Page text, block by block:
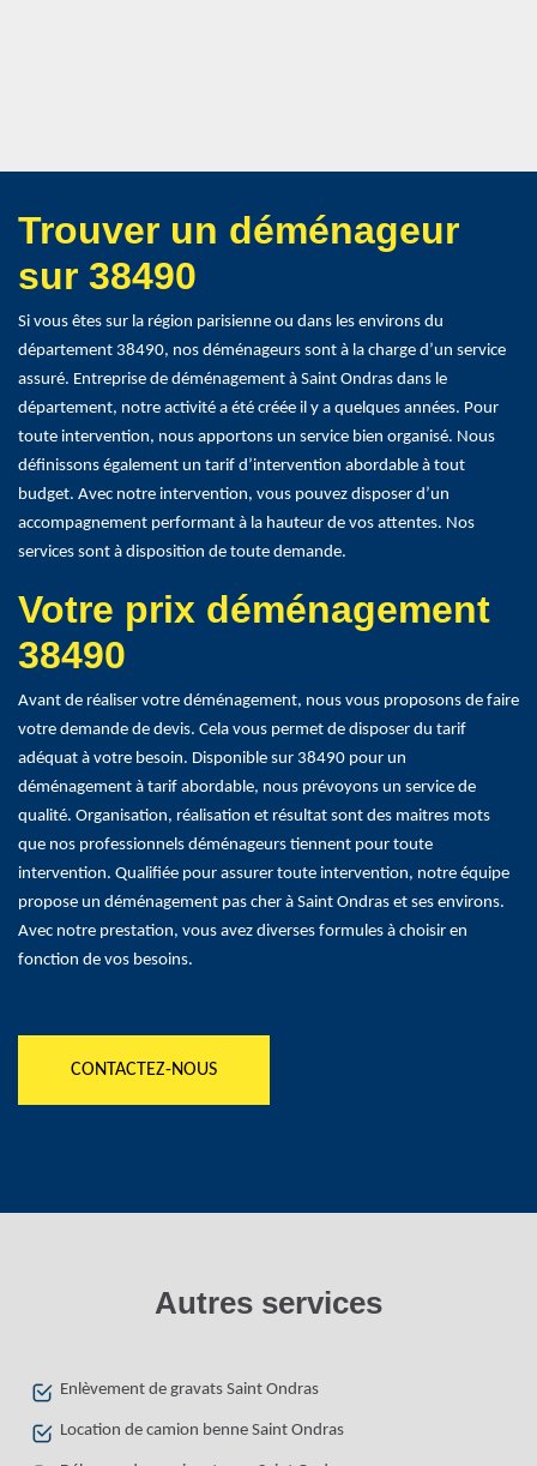
Trouver un déménageur
sur 38490
Si vous êtes sur la région parisienne ou dans les environs du
département 38490, nos déménageurs sont à la charge d’un service
assuré. Entreprise de déménagement à Saint Ondras dans le
département, notre activité a été créée il y a quelques années. Pour
toute intervention, nous apportons un service bien organisé. Nous
définissons également un tarif d’intervention abordable à tout
budget. Avec notre intervention, vous pouvez disposer d’un
accompagnement performant à la hauteur de vos attentes. Nos
services sont à disposition de toute demande.
Votre prix déménagement
38490
Avant de réaliser votre déménagement, nous vous proposons de faire
votre demande de devis. Cela vous permet de disposer du tarif
adéquat à votre besoin. Disponible sur 38490 pour un
déménagement à tarif abordable, nous prévoyons un service de
qualité. Organisation, réalisation et résultat sont des maitres mots
que nos professionnels déménageurs tiennent pour toute
intervention. Qualifiée pour assurer toute intervention, notre équipe
propose un déménagement pas cher à Saint Ondras et ses environs.
Avec notre prestation, vous avez diverses formules à choisir en
fonction de vos besoins.
CONTACTEZ-NOUS
Autres services
Enlèvement de gravats Saint Ondras
Location de camion benne Saint Ondras